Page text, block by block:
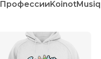
ПрофессииKoinot